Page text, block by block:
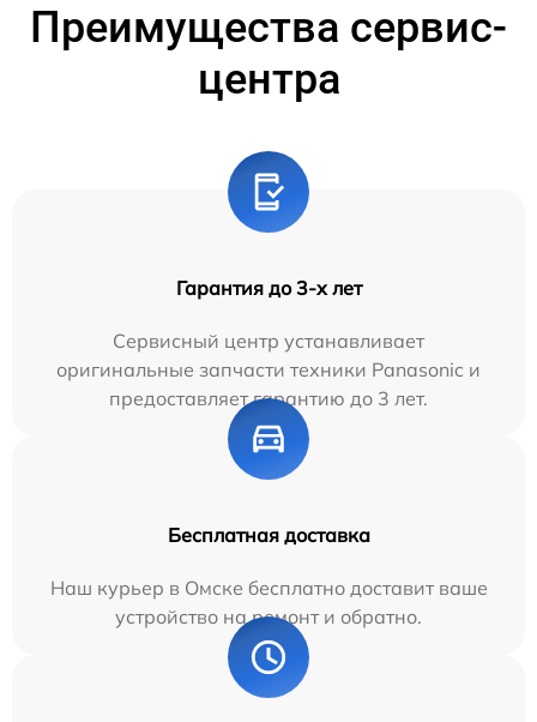
Преимущества сервис-
центра
Гарантия до 3-х лет
Сервисный центр устанавливает
оригинальные запчасти техники Panasonic и
предоставляет гарантию до 3 лет.
Бесплатная доставка
Наш курьер в Омске бесплатно доставит ваше
устройство на ремонт и обратно.